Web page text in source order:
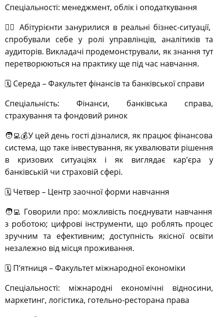
Спеціальності: менеджмент, облік і оподаткування
🙋‍♀️ Абітурієнти занурилися в реальні бізнес-ситуації,
спробували себе у ролі управлінців, аналітиків та
аудиторів. Викладачі продемонстрували, як знання тут
перетворюються на практику ще під час навчання.
🗓️ Середа – Факультет фінансів та банківської справи
Спеціальність: Фінанси, банківська справа,
страхування та фондовий ринок
🧑‍💻💰У цей день гості дізналися, як працює фінансова
система, що таке інвестування, як ухвалювати рішення
в кризових ситуаціях і як виглядає кар’єра у
банківській чи страховій сфері.
🗓️ Четвер – Центр заочної форми навчання
🧑‍💻 Говорили про: можливість поєднувати навчання
з роботою; цифрові інструменти, що роблять процес
зручним та ефективним; доступність якісної освіти
незалежно від місця проживання.
🗓️ Пʼятниця – Факультет міжнародної економіки
Спеціальності: міжнародні економічні відносини,
маркетинг, логістика, готельно-ресторана права